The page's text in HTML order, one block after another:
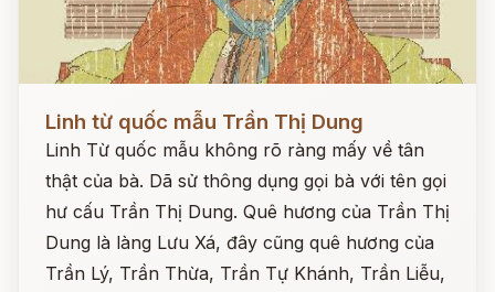
Linh từ quốc mẫu Trần Thị Dung
Linh Từ quốc mẫu không rõ ràng mấy về tân
thật của bà. Dã sử thông dụng gọi bà với tên gọi
hư cấu Trần Thị Dung. Quê hương của Trần Thị
Dung là làng Lưu Xá, đây cũng quê hương của
Trần Lý, Trần Thừa, Trần Tự Khánh, Trần Liễu,